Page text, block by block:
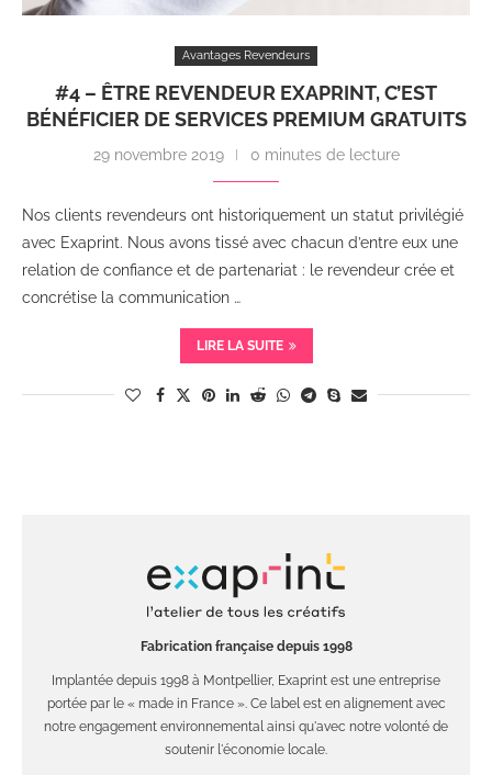
Avantages Revendeurs
#4 – ÊTRE REVENDEUR EXAPRINT, C’EST
BÉNÉFICIER DE SERVICES PREMIUM GRATUITS
29 novembre 2019 0 minutes de lecture
Nos clients revendeurs ont historiquement un statut privilégié
avec Exaprint. Nous avons tissé avec chacun d’entre eux une
relation de confiance et de partenariat : le revendeur crée et
concrétise la communication …
LIRE LA SUITE
Fabrication française depuis 1998
Implantée depuis 1998 à Montpellier, Exaprint est une entreprise
portée par le « made in France ». Ce label est en alignement avec
notre engagement environnemental ainsi qu'avec notre volonté de
soutenir l'économie locale.